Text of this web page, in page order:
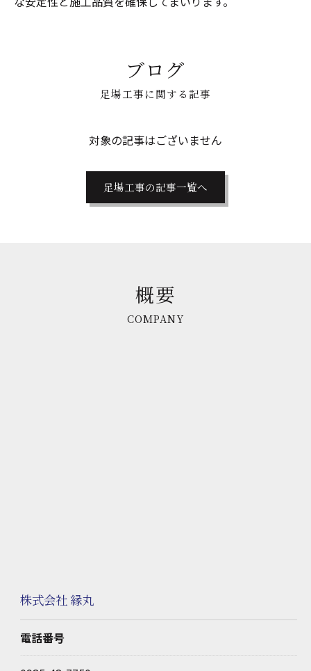
ブログ
足場工事に関する記事
対象の記事はございません
足場工事の記事一覧へ
概要
COMPANY
株式会社 縁丸
電話番号